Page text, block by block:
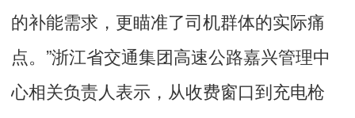
的补能需求，更瞄准了司机群体的实际痛
点。”浙江省交通集团高速公路嘉兴管理中
心相关负责人表示，从收费窗口到充电枪